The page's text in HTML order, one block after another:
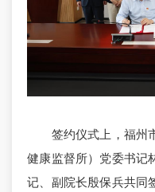
签约仪式上，福州市
健康监督所）党委书记
记、副院长殷保兵共同